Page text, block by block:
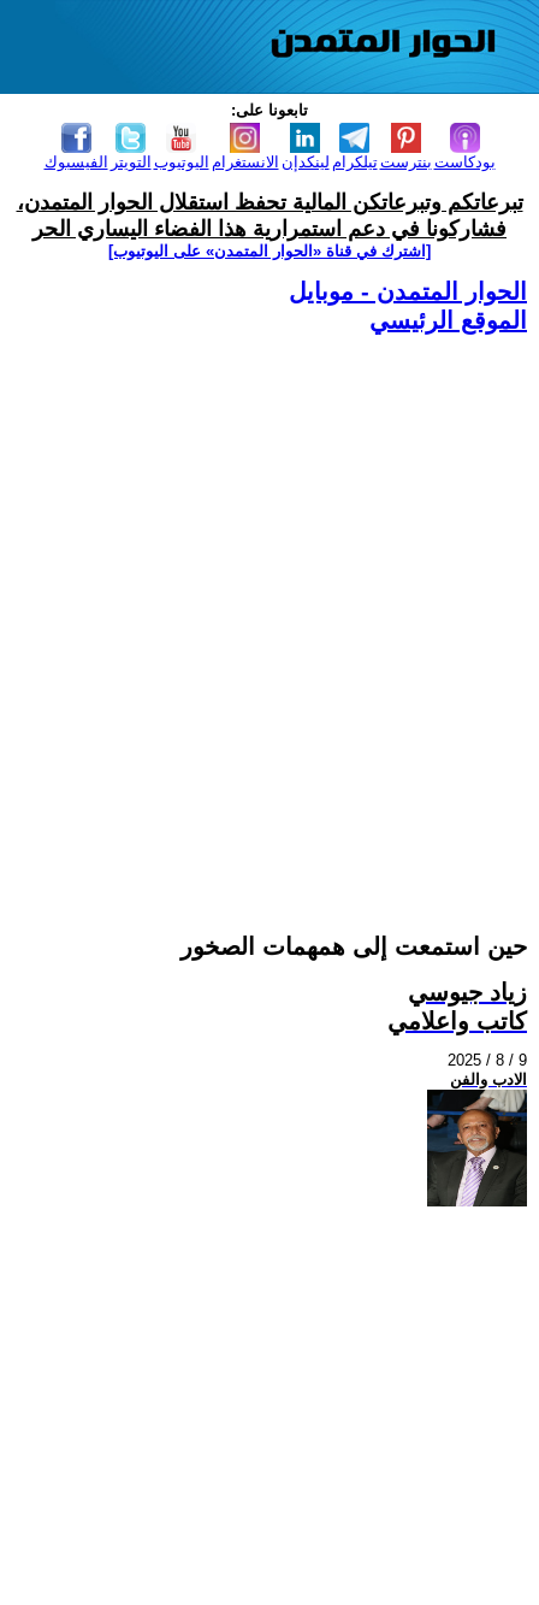
تابعونا على:
الفيسبوك التويتر اليوتيوب الانستغرام لينكدإن تيلكرامبنترست بودكاست
تبرعاتكم وتبرعاتكن المالية تحفظ استقلال الحوار المتمدن،
فشاركونا في دعم استمرارية هذا الفضاء اليساري الحر
[اشترك في قناة ‫«الحوار المتمدن» على اليوتيوب]
الحوار المتمدن - موبايل
الموقع الرئيسي
حين استمعت إلى همهمات الصخور
زياد جيوسي
كاتب واعلامي
2025 / 8 / 9
الادب والفن